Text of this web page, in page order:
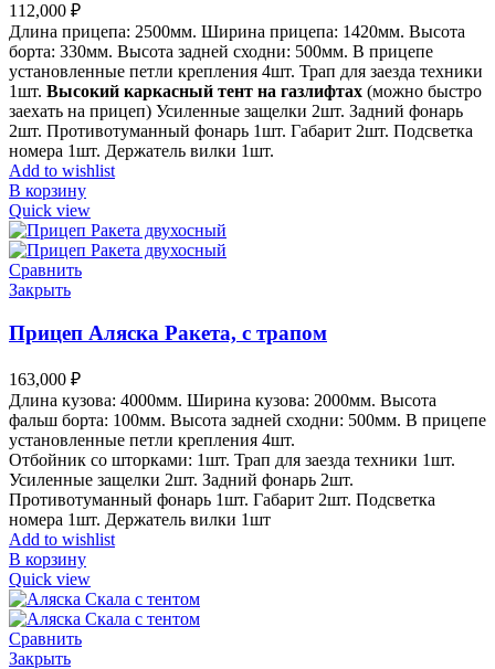
112,000 ₽
Длина прицепа: 2500мм. Ширина прицепа: 1420мм. Высота
борта: 330мм. Высота задней сходни: 500мм. В прицепе
установленные петли крепления 4шт. Трап для заезда техники
1шт. Высокий каркасный тент на газлифтах (можно быстро
заехать на прицеп) Усиленные защелки 2шт. Задний фонарь
2шт. Противотуманный фонарь 1шт. Габарит 2шт. Подсветка
номера 1шт. Держатель вилки 1шт.
Add to wishlist
В корзину
Quick view
Сравнить
Закрыть
Прицеп Аляска Ракета, с трапом
163,000 ₽
Длина кузова: 4000мм. Ширина кузова: 2000мм. Высота
фальш борта: 100мм. Высота задней сходни: 500мм. В прицепе
установленные петли крепления 4шт.
Отбойник со шторками: 1шт. Трап для заезда техники 1шт.
Усиленные защелки 2шт. Задний фонарь 2шт.
Противотуманный фонарь 1шт. Габарит 2шт. Подсветка
номера 1шт. Держатель вилки 1шт
Add to wishlist
В корзину
Quick view
Сравнить
Закрыть